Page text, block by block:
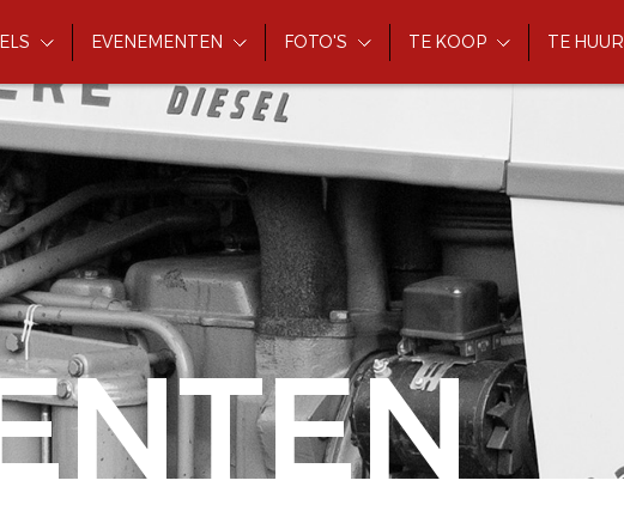
EVENEMENTEN FOTO'S TE KOOP TE HUUR